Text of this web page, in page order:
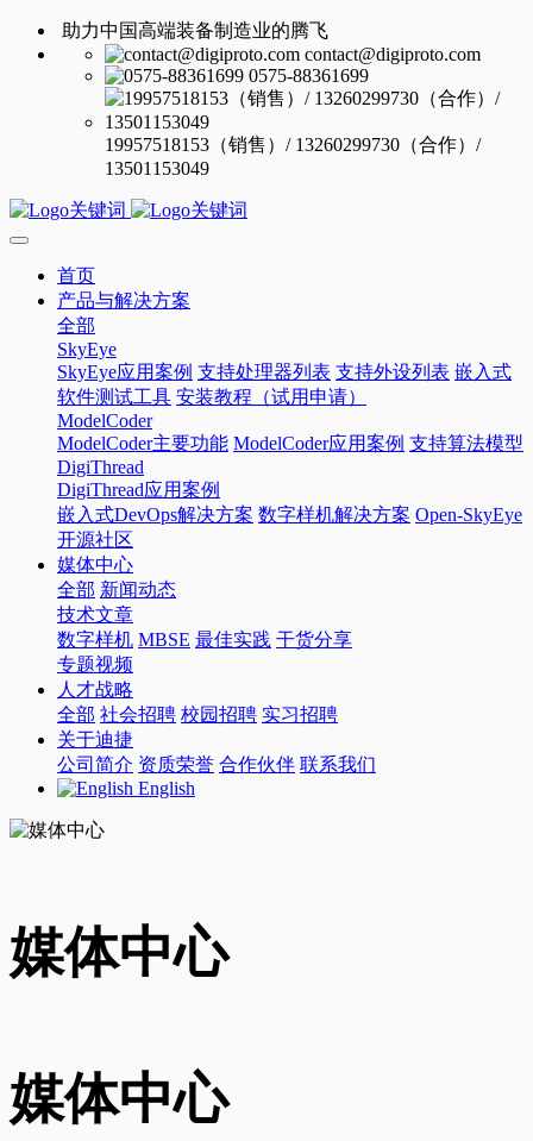
助力中国高端装备制造业的腾飞
contact@digiproto.com
0575-88361699
19957518153（销售）/ 13260299730（合作）/
13501153049
首页
产品与解决方案
全部
SkyEye
SkyEye应用案例 支持处理器列表 支持外设列表 嵌入式
软件测试工具 安装教程（试用申请）
ModelCoder
ModelCoder主要功能 ModelCoder应用案例 支持算法模型
DigiThread
DigiThread应用案例
嵌入式DevOps解决方案 数字样机解决方案 Open-SkyEye
开源社区
媒体中心
全部 新闻动态
技术文章
数字样机 MBSE 最佳实践 干货分享
专题视频
人才战略
全部 社会招聘 校园招聘 实习招聘
关于迪捷
公司简介 资质荣誉 合作伙伴 联系我们
English
媒体中心
媒体中心